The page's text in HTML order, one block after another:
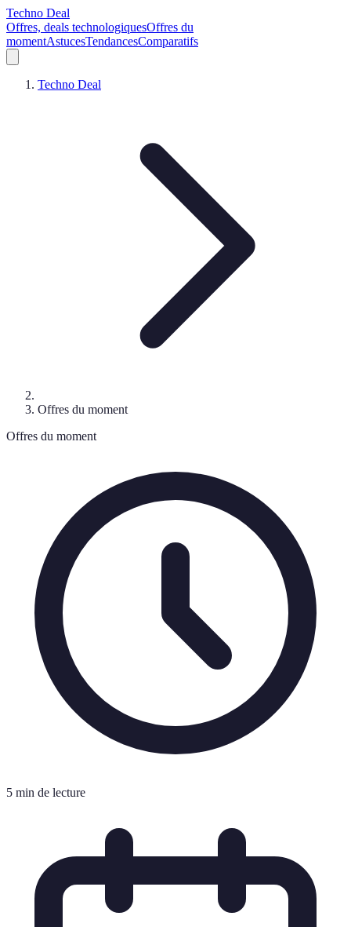
Techno Deal
Offres, deals technologiquesOffres du
momentAstucesTendancesComparatifs
Techno Deal
Offres du moment
Offres du moment
5 min de lecture